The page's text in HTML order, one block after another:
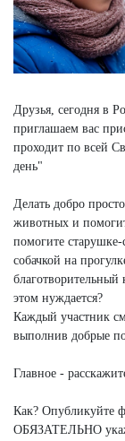
Друзья, сегодня в
приглашаем вас
проходит по всей
день"
Делать добро
животных и
помогите старушке-
собачкой на
благотворительный
этом нуждается?
Каждый участник
выполнив добрые
Главное -
Как? Опубликуйте
ОБЯЗАТЕЛЬНО